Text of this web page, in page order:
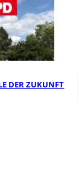
DER ZUKUNFT